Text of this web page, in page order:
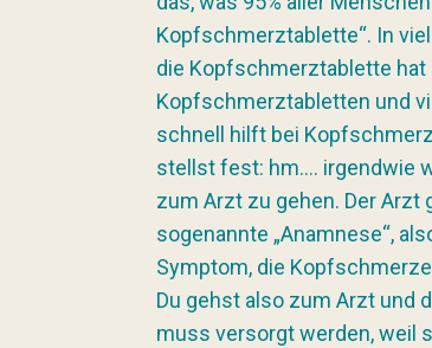
Kopfschmerztablette“. In
die Kopfschmerztablette hat
Kopfschmerztabletten und
schnell hilft bei
stellst fest: hm…. irgendwie
zum Arzt zu gehen. Der Arzt
sogenannte „Anamnese“,
Symptom, die
Du gehst also zum Arzt und
muss versorgt werden, weil